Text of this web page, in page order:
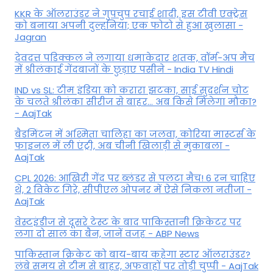
KKR के ऑलराउंडर ने गुपचुप रचाई शादी, इस टीवी एक्ट्रेस
को बनाया अपनी दुल्हनिया; एक फोटो से हुआ खुलासा -
Jagran
देवदत्त पडिक्कल ने लगाया धमाकेदार शतक, वॉर्म-अप मैच
में श्रीलंकाई गेंदबाजों के छुड़ाए पसीने - India TV Hindi
IND vs SL: टीम इंड‍िया को करारा झटका, साई सुदर्शन चोट
के चलते श्रीलंका सीरीज से बाहर... अब किसे म‍िलेगा मौका?
- AajTak
बैडमिंटन में अश्मिता चालिहा का जलवा, कोरिया मास्टर्स के
फाइनल में ली एंट्री, अब चीनी खिलाड़ी से मुकाबला -
AajTak
CPL 2026: आखिरी गेंद पर ब्लंडर से पलटा मैच! 6 रन चाहिए
थे, 2 विकेट गिरे, सीपीएल ओपनर में ऐसे न‍िकला नतीजा -
AajTak
वेस्टइंडीज से दूसरे टेस्ट के बाद पाकिस्तानी क्रिकेटर पर
लगा दो साल का बैन, जानें वजह - ABP News
पाकिस्तान क्रिकेट को बाय-बाय कहेगा स्टार ऑलराउंडर?
लंबे समय से टीम से बाहर, अफवाहों पर तोड़ी चुप्पी - AajTak